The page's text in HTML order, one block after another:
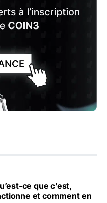
ce que c’est,
et comment en